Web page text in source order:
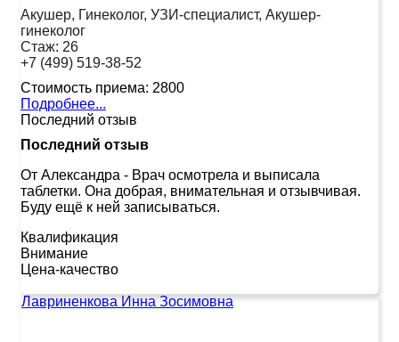
Акушер, Гинеколог, УЗИ-специалист, Акушер-
гинеколог
Стаж: 26
+7 (499) 519-38-52
Стоимость приема: 2800
Подробнее...
Последний отзыв
Последний отзыв
От Александра - Врач осмотрела и выписала
таблетки. Она добрая, внимательная и отзывчивая.
Буду ещё к ней записываться.
Квалификация
Внимание
Цена-качество
Лавриненкова Инна Зосимовна